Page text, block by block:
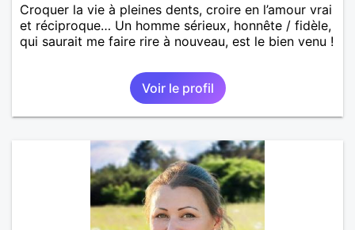
Croquer la vie à pleines dents, croire en l’amour vrai
et réciproque… Un homme sérieux, honnête / fidèle,
qui saurait me faire rire à nouveau, est le bien venu !
Voir le profil